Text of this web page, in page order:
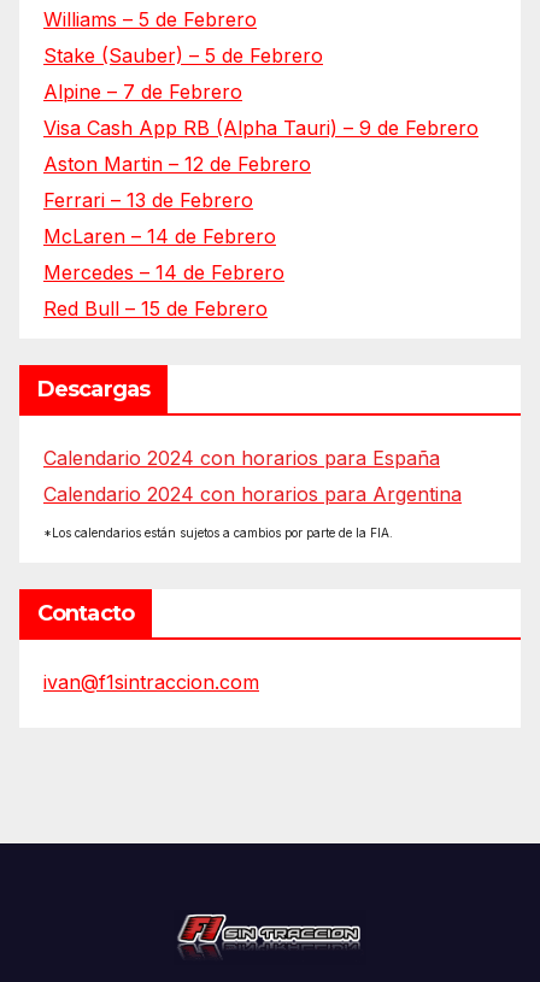
Williams – 5 de Febrero
Stake (Sauber) – 5 de Febrero
Alpine – 7 de Febrero
Visa Cash App RB (Alpha Tauri) – 9 de Febrero
Aston Martin – 12 de Febrero
Ferrari – 13 de Febrero
McLaren – 14 de Febrero
Mercedes – 14 de Febrero
Red Bull – 15 de Febrero
Descargas
Calendario 2024 con horarios para España
Calendario 2024 con horarios para Argentina
*Los calendarios están sujetos a cambios por parte de la FIA.
Contacto
ivan@f1sintraccion.com